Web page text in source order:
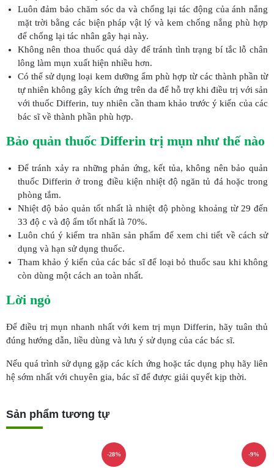
Luôn đảm bảo chăm sóc da và chống lại tác động của ánh nắng
mặt trời bằng các biện pháp vật lý và kem chống nắng phù hợp
để chống lại tác nhân gây hại này.
Không nên thoa thuốc quá dày để tránh tình trạng bí tắc lỗ chân
lông làm mụn xuất hiện nhiều hơn.
Có thể sử dụng loại kem dưỡng ẩm phù hợp từ các thành phần từ
tự nhiên không gây kích ứng trên da để hỗ trợ khi điều trị với sản
với thuốc Differin, tuy nhiên cần tham khảo trước ý kiến của các
bác sĩ về thành phần phù hợp.
Bảo quản thuốc Differin trị mụn như thế nào
Để tránh xảy ra những phản ứng, kết tủa, không nên bảo quản
thuốc Differin ở trong điều kiện nhiệt độ ngăn tủ đá hoặc trong
phòng tắm.
Nhiệt độ bảo quản tốt nhất là nhiệt độ phòng khoảng từ 29 đến
33 độ c và độ ẩm tốt nhất là 70%.
Luôn chú ý kiểm tra nhãn sản phẩm để xem chi tiết về cách sử
dụng và hạn sử dụng thuốc.
Tham khảo ý kiến của các bác sĩ để loại bỏ thuốc sau khi không
còn dùng một cách an toàn nhất.
Lời ngỏ
Để điều trị mụn nhanh nhất với kem trị mụn Differin, hãy tuân thủ
đúng hướng dẫn, liều dùng và lưu ý sử dụng của các bác sĩ.
Nếu quá trình sử dụng gặp các kích ứng hoặc tác dụng phụ hãy liên
hệ sớm nhất với chuyên gia, bác sĩ để được giải quyết kịp thời.
Sản phẩm tương tự
-28% -9%